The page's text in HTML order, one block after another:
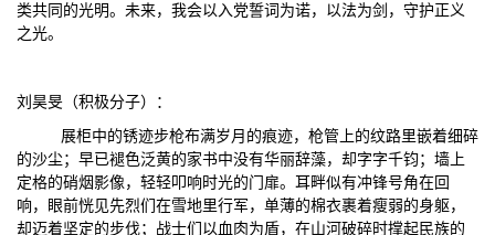
类共同的光明。未来，我会以入党誓词为诺，以法为剑，守护正义
之光。
刘昊旻（积极分子）：
展柜中的锈迹步枪布满岁月的痕迹，枪管上的纹路里嵌着细碎
的沙尘；早已褪色泛黄的家书中没有华丽辞藻，却字字千钧；墙上
定格的硝烟影像，轻轻叩响时光的门扉。耳畔似有冲锋号角在回
响，眼前恍见先烈们在雪地里行军，单薄的棉衣裹着瘦弱的身躯，
却迈着坚定的步伐；战士们以血肉为盾，在山河破碎时撑起民族的